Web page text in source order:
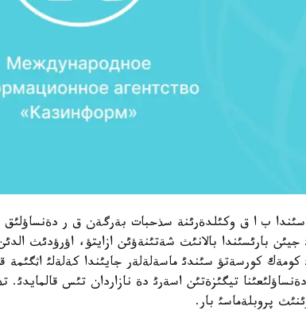
ب ا ق وكئلدةرئنة سذحبات بةرگةن ق ر دةنساؤلئق
جيئن بارئسئندا بالانئث شةتئنةؤئن ازايتؤ، اؤرؤدئث
كومةك كورسةتؤ سئندئ ماسةلةلةر جايئندا كةلةلئ اثگئمة
تيگئزةتئن اسةرئ دة نازاردان تئس قالمايدئ.
پروبلةماسئ بار.